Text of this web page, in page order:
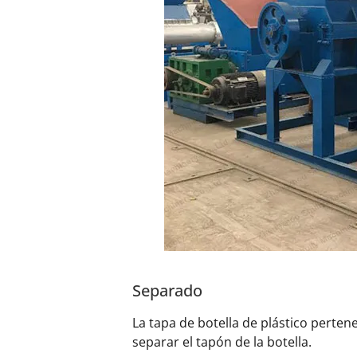
Separado
La tapa de botella de plástico
separar el tapón de la botella.